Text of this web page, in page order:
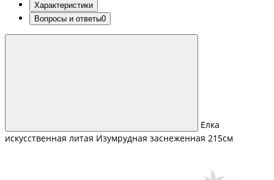
Характеристики
Вопросы и ответы0
Елка
искусственная литая Изумрудная заснеженная 215см